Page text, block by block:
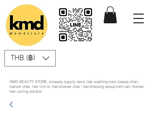
THB (฿)
KMD BEAUTY STORE, a beauty supply store, hair washing bed, beauty chair,
barber chair, hair mirror, hairdresser chair, hairdressing equipment cart, Korean
hair curling solution